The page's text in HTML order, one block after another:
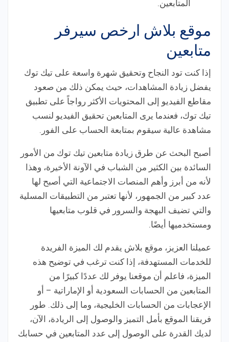
المتابعين.
موقع بلاش ارخص سيرفر
متابعين
إذا كنت تود النجاح وتحقيق شهرة واسعة على تيك توك
يفضل زيادة المشاهدات، حيث يمكن ذلك من صعود
مقاطع الفيديو إلى المحتويات الأكثر رواجاً على تطبيق
تيك توك، فعندما يرى المتابعين تحقيق الفيديو لنسب
مشاهدة عالية سيقوم بمتابعة الحساب على الفور.
أصبح البحث عن طرق زيادة متابعين تيك توك من الأمور
السائدة بين الكثير من الشباب في الآونة الأخيرة، وهذا
لأنه من أبرز وأهم المنصات الاجتماعية التي أصبح لها
عدد كبير من الجمهور، لأنها تعتبر من التطبيقات المسلية
والتي تضيف البهجة والسرور في قلوب متابعيها
ومستخدميها أيضًا.
عميلنا العزيز، موقع بلاش يقدم لك الميزة الفريدة
للخدمات المستهدفة، إذا كنت ترغب في توضيح هذه
الميزة، فاعلم أن موقعنا يوفر لك عددًا كبيرًا من
المتابعين من الحسابات السعودية أو الإماراتية – أو
الإعجابات من الحسابات الخليجية، وما إلى ذلك. طور
فريقنا الموقع بأمل التميز والوصول إلى الريادة، الآن،
لديك القدرة على الوصول إلى عدد المتابعين في حسابك